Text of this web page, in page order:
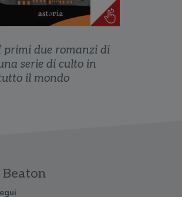
primi due romanzi di
serie di culto in
il mondo
Beaton